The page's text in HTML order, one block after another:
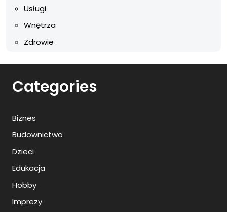
Usługi
Wnętrza
Zdrowie
Categories
Biznes
Budownictwo
Dzieci
Edukacja
Hobby
Imprezy